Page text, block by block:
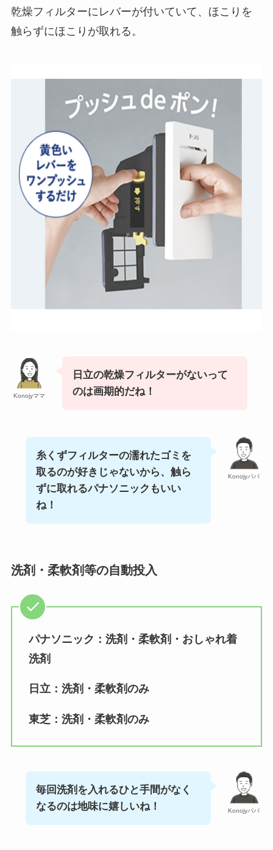
乾燥フィルターにレバーが付いていて、ほこりを
触らずにほこりが取れる。
Konojyママ
日立の乾燥フィルターがないって
のは画期的だね！
Konojyパパ
糸くずフィルターの濡れたゴミを
取るのが好きじゃないから、触ら
ずに取れるパナソニックもいい
ね！
洗剤・柔軟剤等の自動投入
パナソニック：洗剤・柔軟剤・おしゃれ着
洗剤
日立：洗剤・柔軟剤のみ
東芝：洗剤・柔軟剤のみ
Konojyパパ
毎回洗剤を入れるひと手間がなく
なるのは地味に嬉しいね！